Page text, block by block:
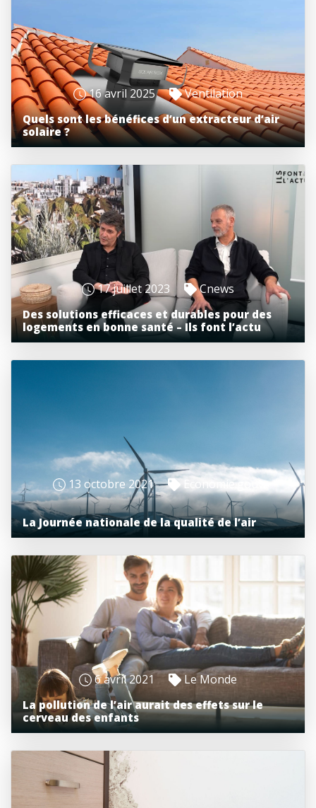
Quels sont les bénéfices d’un extracteur d’air
solaire ?
16 avril 2025 Ventilation
Des solutions efficaces et durables pour des
logements en bonne santé – Ils font l’actu
17 juillet 2023 Cnews
La Journée nationale de la qualité de l’air
13 octobre 2021 Economie.gouv
La pollution de l’air aurait des effets sur le
cerveau des enfants
6 avril 2021 Le Monde